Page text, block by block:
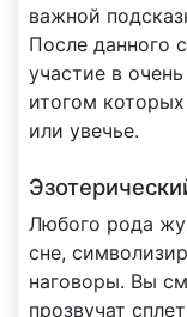
важной
После данного
участие в
итогом
или увечье.
Любого рода
сне,
наговоры. Вы
прозвучат